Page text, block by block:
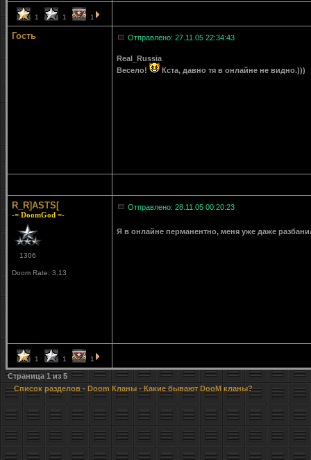
1 1 1
Гость Отправлено: 27.11.05 22:34:43
Real_Russia
Весело!
Кста, давно тя в онлайне не видно.)))
R_R]ASTS[
-= DoomGod =-
1306
Doom Rate: 3.13
Отправлено: 28.11.05 00:20:23
Я в онлайне перманентно, меня уже даже
1 1 1
Страница 1из 5
Список разделов- Doom Кланы - Какие бывают DooM кланы?